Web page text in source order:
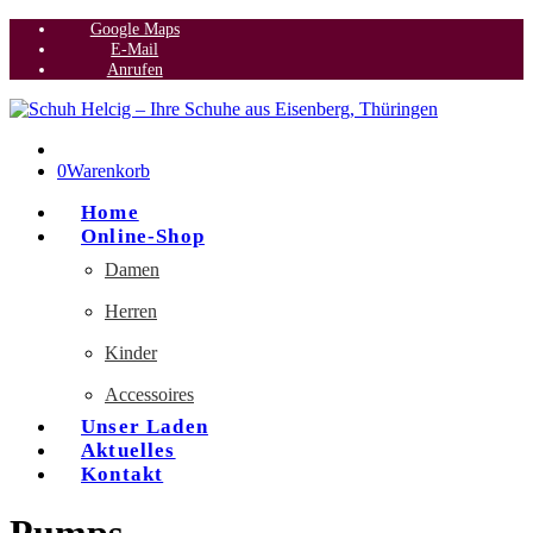
Google Maps
E-Mail
Anrufen
0Warenkorb
Home
Online-Shop
Damen
Herren
Kinder
Accessoires
Unser Laden
Aktuelles
Kontakt